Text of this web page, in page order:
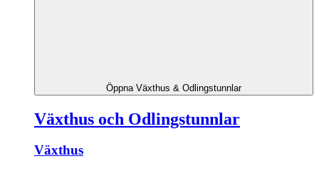
Öppna Växthus & Odlingstunnlar
Växthus och Odlingstunnlar
Växthus